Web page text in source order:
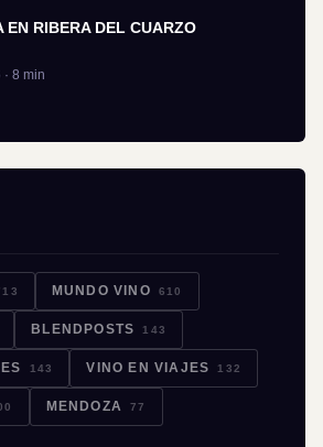
EN RIBERA DEL CUARZO
8 min
MUNDO VINO 610
BLENDPOSTS 143
143 VINO EN VIAJES 132
MENDOZA 77